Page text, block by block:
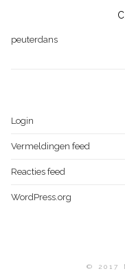
peuterdans
Login
Vermeldingen feed
Reacties feed
WordPress.org
© 2017